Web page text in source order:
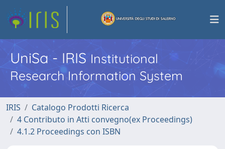
UniSa - IRISInstitutional
Research Information System
IRIS
Catalogo Prodotti Ricerca
4 Contributo in Atti convegno(ex Proceedings)
4.1.2 Proceedings con ISBN